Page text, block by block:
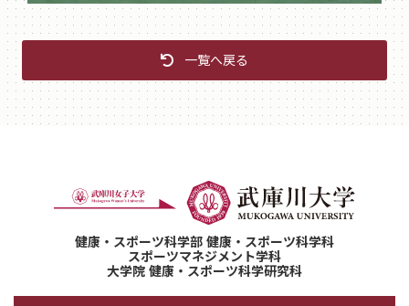
一覧へ戻る
健康・スポーツ科学部 健康・スポーツ科学科
スポーツマネジメント学科
大学院 健康・スポーツ科学研究科